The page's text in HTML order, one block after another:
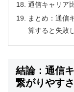
通信キャリア
まとめ：通信
算すると失敗
結論：通信
繋がりやす